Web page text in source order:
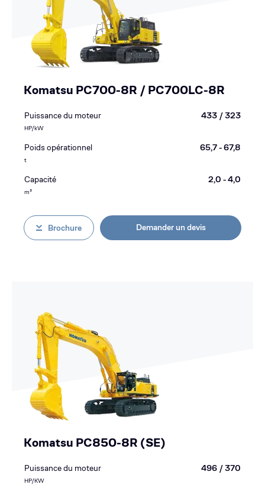
Komatsu PC700-8R / PC700LC-8R
Puissance du moteur
HP/kW
433 / 323
Poids opérationnel
t
65,7 - 67,8
Capacité
m³
2,0 - 4,0
Brochure Demander un devis
Komatsu PC850-8R (SE)
Puissance du moteur
HP/KW
496 / 370